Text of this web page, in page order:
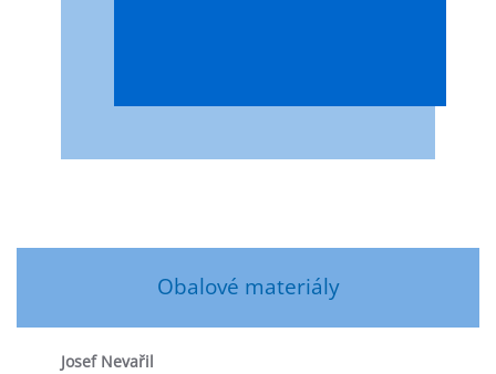
Obalové materiály
Josef Nevařil